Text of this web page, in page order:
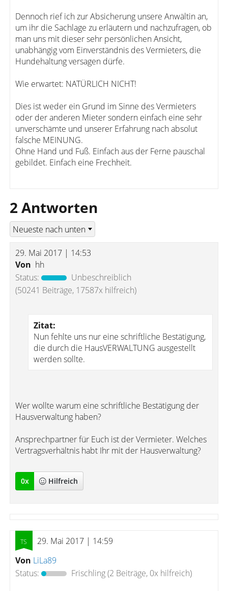
Dennoch rief ich zur Absicherung unsere Anwältin an,
um ihr die Sachlage zu erläutern und nachzufragen, ob
man uns mit dieser sehr persönlichen Ansicht,
unabhängig vom Einverständnis des Vermieters, die
Hundehaltung versagen dürfe.
Wie erwartet: NATÜRLICH NICHT!
Dies ist weder ein Grund im Sinne des Vermieters
oder der anderen Mieter sondern einfach eine sehr
unverschämte und unserer Erfahrung nach absolut
falsche MEINUNG.
Ohne Hand und Fuß. Einfach aus der Ferne pauschal
gebildet. Einfach eine Frechheit.
2 Antworten
29. Mai 2017 | 14:53
Von hh
Status:
Unbeschreiblich
(50241 Beiträge, 17587x hilfreich)
Zitat:
Nun fehlte uns nur eine schriftliche Bestätigung,
die durch die HausVERWALTUNG ausgestellt
werden sollte.
Wer wollte warum eine schriftliche Bestätigung der
Hausverwaltung haben?
Ansprechpartner für Euch ist der Vermieter. Welches
Vertragsverhältnis habt Ihr mit der Hausverwaltung?
0x Hilfreich
29. Mai 2017 | 14:59
Von LiLa89
Status:
Frischling(2 Beiträge, 0x hilfreich)